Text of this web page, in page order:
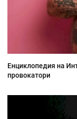
Енциклопедия на
провокатори